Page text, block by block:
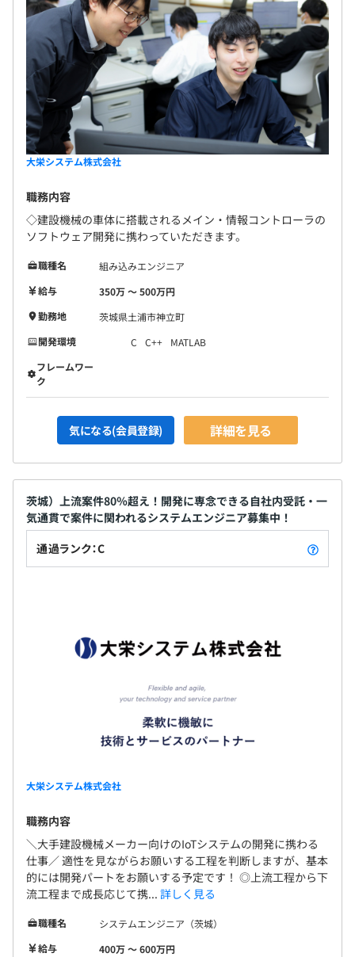
大栄システム株式会社
職務内容
◇建設機械の車体に搭載されるメイン・情報コントローラの
ソフトウェア開発に携わっていただきます。
職種名
組み込みエンジニア
給与
350万 〜 500万円
勤務地
茨城県土浦市神立町
開発環境
C C++
MATLAB
フレームワー
ク
気になる(会員登録) 詳細を見る
茨城）上流案件80％超え！開発に専念できる自社内受託・一
気通貫で案件に関われるシステムエンジニア募集中！
通過ランク：C
大栄システム株式会社
職務内容
＼大手建設機械メーカー向けのIoTシステムの開発に携わる
仕事／ 適性を見ながらお願いする工程を判断しますが、基本
的には開発パートをお願いする予定です！ ◎上流工程から下
流工程まで成長応じて携... 詳しく見る
職種名
システムエンジニア（茨城）
給与
400万 〜 600万円